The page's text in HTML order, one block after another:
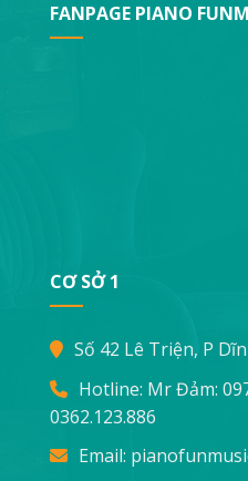
FANPAGE PIANO
CƠ SỞ 1
Số 42 Lê Triện, P
Hotline: Mr Đảm:
0362.123.886
Email: